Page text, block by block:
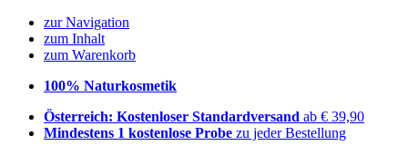
zur Navigation
zum Inhalt
zum Warenkorb
100% Naturkosmetik
Österreich: Kostenloser Standardversand ab € 39,90
Mindestens 1 kostenlose Probe zu jeder Bestellung